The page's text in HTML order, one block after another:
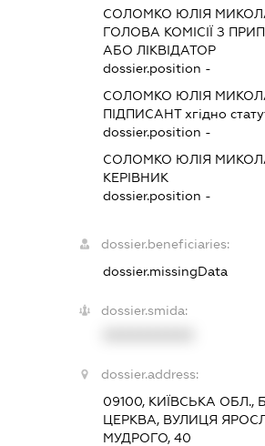
СОЛОМКО ЮЛІЯ
ГОЛОВА КОМІСІЇ З
АБО ЛІКВІДАТОР
dossier.position -
СОЛОМКО ЮЛІЯ
ПІДПИСАНТхгідно
dossier.position -
СОЛОМКО ЮЛІЯ
КЕРІВНИК
dossier.position -
dossier.beneficiaries:
dossier.missingData
dossier.smida:
dossier.address:
09100, КИЇВСЬКА ОБЛ.,
ЦЕРКВА, ВУЛИЦЯ
МУДРОГО, 40